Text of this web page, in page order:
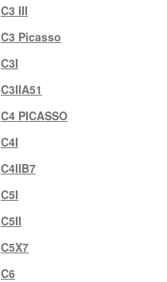
C3 III
C3 Picasso
C3I
C3IIA51
C4 PICASSO
C4I
C4IIB7
C5I
C5II
C5X7
C6